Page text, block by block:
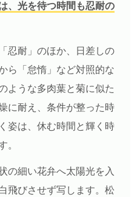
、光を待つ時間も忍耐の
忍耐」のほか、日差しの
ら「怠惰」など対照的な
ような多肉葉と菊に似た
に耐え、条件が整った時
姿は、休む時間と輝く時
。
の細い花弁へ太陽光を入
飛びさせず写します。松